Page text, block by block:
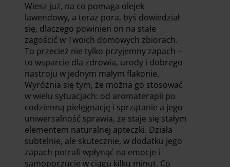
Wiesz już, na co pomaga olejek
lawendowy, a teraz pora, byś dowiedział
się, dlaczego powinien on na stałe
zagościć w Twoich domowych zbiorach.
To przecież nie tylko przyjemny zapach –
to wsparcie dla zdrowia, urody i dobrego
nastroju w jednym małym flakonie.
Wyróżnia się tym, że można go stosować
w wielu sytuacjach: od aromaterapii po
codzienną pielęgnację i sprzątanie a jego
uniwersalność sprawia, że staje się stałym
elementem naturalnej apteczki. Działa
subtelnie, ale skutecznie, w dodatku jego
zapach potrafi wpłynąć na emocje i
samopoczucie w ciągu kilku minut. Co